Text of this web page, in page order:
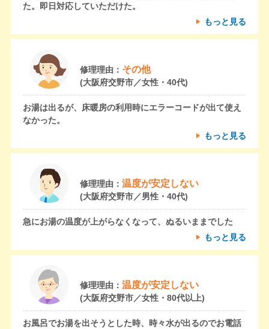
た。即日対応していただけた。
もっと見る
修理理由： その他
(大阪府交野市／女性・40代)
お湯は出るが、床暖房の利用時にエラーコードが出て使え
なかった。
もっと見る
修理理由： 温度が安定しない
(大阪府交野市／男性・40代)
急にお湯の温度が上がらなくなって、ぬるいままでした
もっと見る
修理理由： 温度が安定しない
(大阪府交野市／女性・80代以上)
お風呂でお湯を出そうとした時、時々水が出るのでお電話